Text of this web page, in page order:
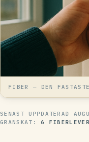
FIBER — DEN
SENAST UPPDATERAD
GRANSKAT:6